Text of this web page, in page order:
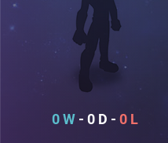
0 0 0